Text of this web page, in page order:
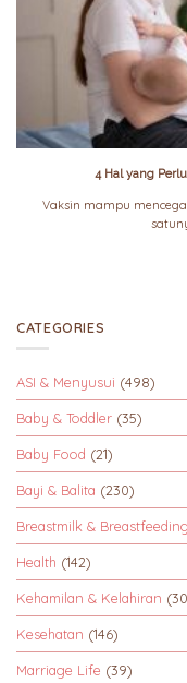
4 Hal yang
Vaksin mampu
CATEGORIES
ASI & Menyusui (498)
Baby & Toddler (35)
Baby Food (21)
Bayi & Balita (230)
Breastmilk & Breastfeeding
Health (142)
Kehamilan & Kelahiran
Kesehatan (146)
Marriage Life (39)